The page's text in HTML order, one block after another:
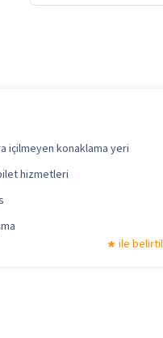
içilmeyen konaklama yeri
hizmetleri
ile